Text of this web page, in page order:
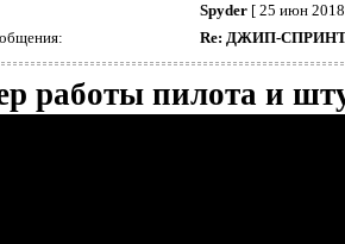
Spyder[ 25 июн
Re: ДЖИП-
работы пилота и